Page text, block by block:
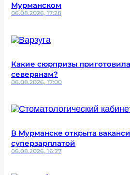
Мурманском
06.08.2026, 17:28
Какие сюрпризы
северянам?
06.08.2026, 17:00
В Мурманске открыта
суперзарплатой
06.08.2026, 16:27